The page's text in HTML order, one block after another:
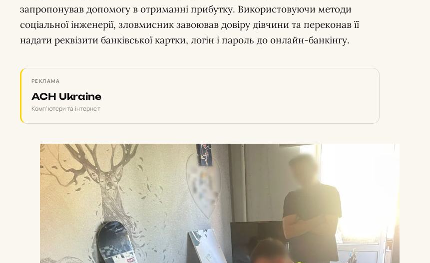
запропонував допомогу в отриманні прибутку. Використовуючи методи
соціальної інженерії, зловмисник завоював довіру дівчини та переконав її
надати реквізити банківської картки, логін і пароль до онлайн-банкінгу.
РЕКЛАМА
ACH Ukraine
Комп'ютери та інтернет